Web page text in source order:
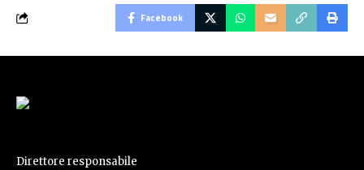
Facebook
Direttore responsabile